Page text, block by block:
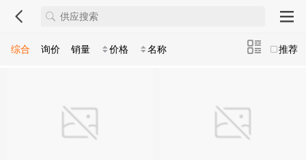
推荐
综合 询价 销量 价格 名称